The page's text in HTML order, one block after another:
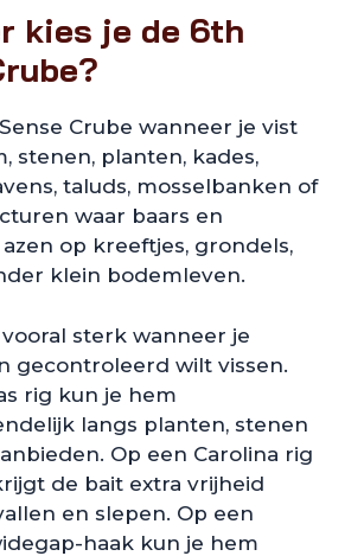
kies je de 6th
Crube wanneer je vist
stenen, planten, kades,
taluds, mosselbanken of
waar baars en
op kreeftjes, grondels,
klein bodemleven.
vooral sterk wanneer je
gecontroleerd wilt vissen.
rig kun je hem
langs planten, stenen
Op een Carolina rig
de bait extra vrijheid
en slepen. Op een
haak kun je hem